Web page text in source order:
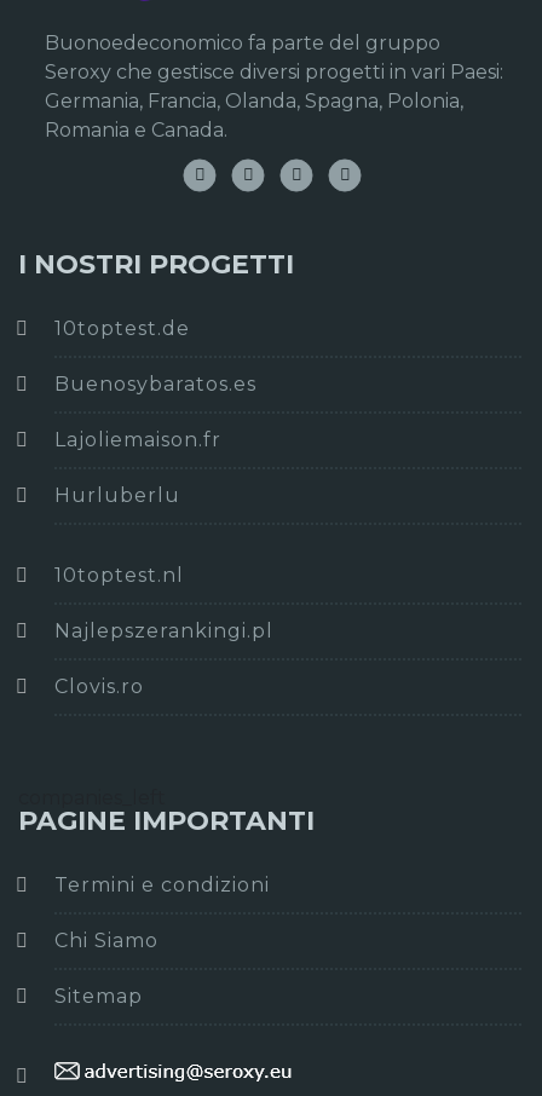
Buonoedeconomico fa parte del gruppo
Seroxy che gestisce diversi progetti in vari Paesi:
Germania, Francia, Olanda, Spagna, Polonia,
Romania e Canada.
I NOSTRI PROGETTI
10toptest.de
Buenosybaratos.es
Lajoliemaison.fr
Hurluberlu
10toptest.nl
Najlepszerankingi.pl
Clovis.ro
PAGINE IMPORTANTI
Termini e condizioni
Chi Siamo
Sitemap